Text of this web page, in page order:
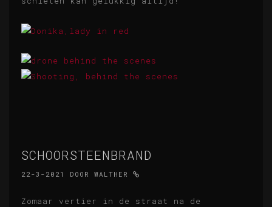
SCHOORSTEENBRAND
22-3-2021 DOOR WALTHER
Zomaar vertier in de straat na de